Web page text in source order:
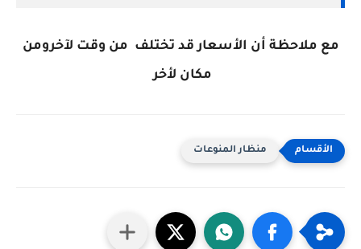
مع ملاحظة أن الأسعار قد تختلف من وقت لآخرومن
مكان لأخر
منظار المنوعات